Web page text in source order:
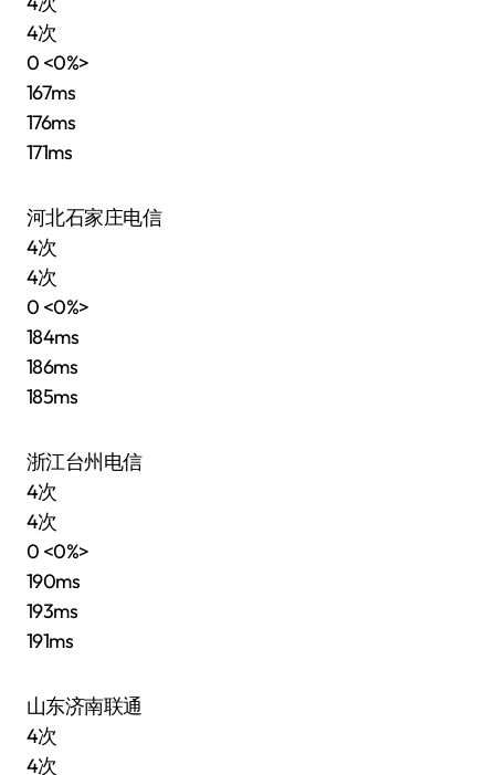
4次
0 <0%>
167ms
176ms
171ms
河北石家庄电信
4次
4次
0 <0%>
184ms
186ms
185ms
浙江台州电信
4次
4次
0 <0%>
190ms
193ms
191ms
山东济南联通
4次
4次